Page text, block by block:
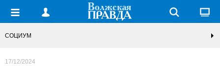
СОЦИУМ
17/12/2024